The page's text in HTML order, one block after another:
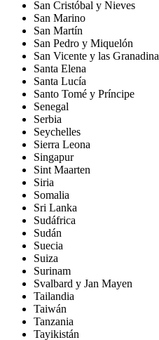
San Cristóbal y Nieves
San Marino
San Martín
San Pedro y Miquelón
San Vicente y las
Santa Elena
Santa Lucía
Santo Tomé y Príncipe
Senegal
Serbia
Seychelles
Sierra Leona
Singapur
Sint Maarten
Siria
Somalia
Sri Lanka
Sudáfrica
Sudán
Suecia
Suiza
Surinam
Svalbard y Jan Mayen
Tailandia
Taiwán
Tanzania
Tayikistán